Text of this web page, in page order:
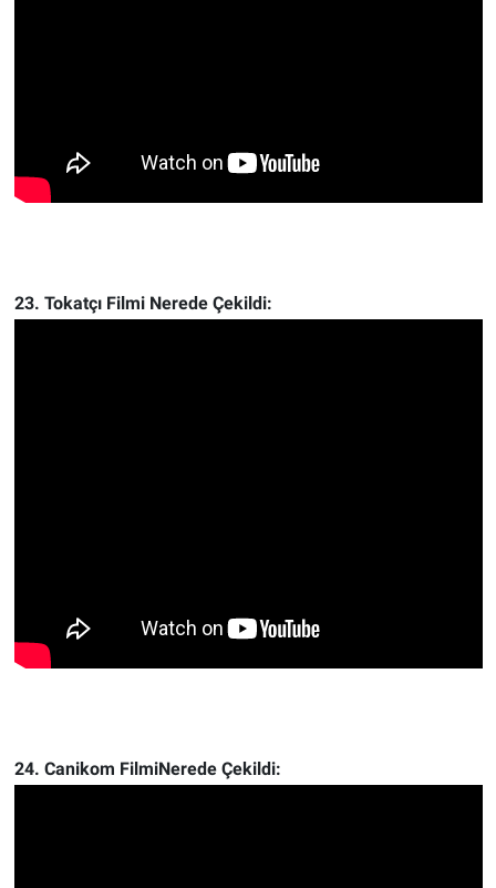
23. Tokatçı Filmi Nerede Çekildi:
24. Canikom FilmiNerede Çekildi: